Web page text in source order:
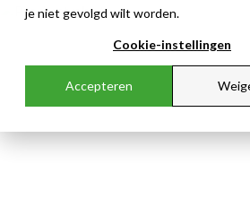
je niet gevolgd wilt worden.
Cookie-instellingen
Accepteren